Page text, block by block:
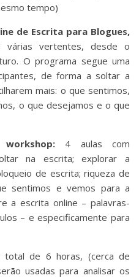
tempo)
de Escrita para Blogues,
várias vertentes, desde o
O programa segue uma
de forma a soltar a
mais: o que sentimos,
o que desejamos e o que
4 aulas com
na escrita; explorar a
de escrita; riqueza de
sentimos e vemos para a
a escrita online – palavras-
– e especificamente para
total de 6 horas, (cerca de
usadas para analisar os